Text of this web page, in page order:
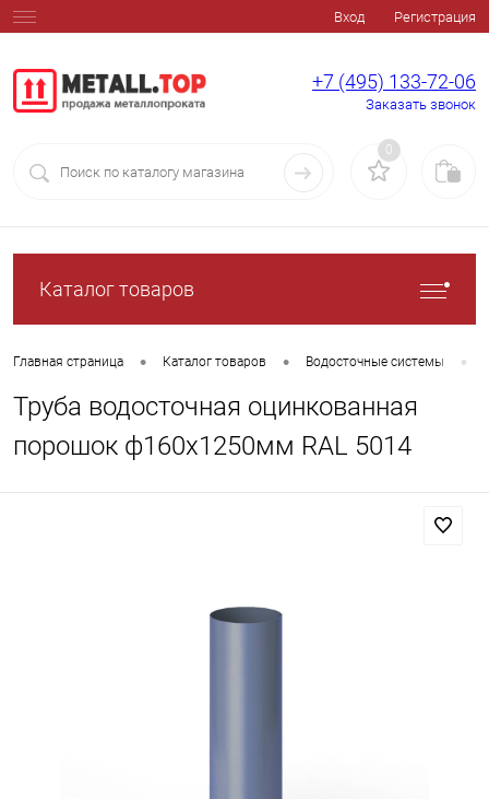
Вход Регистрация
+7 (495) 133-72-06
Заказать звонок
0
Каталог товаров
Главная страница • Каталог товаров • Водосточные системы •
Труба водосточная оцинкованная
порошок ф160х1250мм RAL 5014